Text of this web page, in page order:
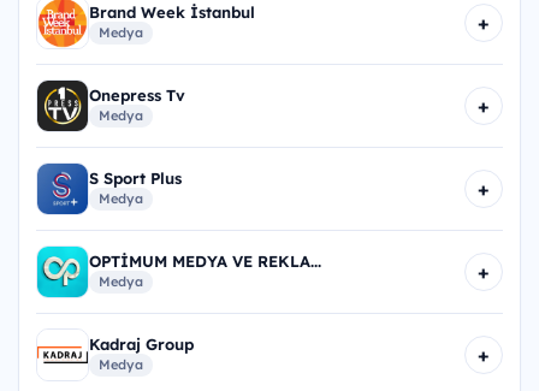
Brand Week İstanbul
Medya +
Onepress Tv
Medya +
S Sport Plus
Medya +
OPTİMUM MEDYA VE REKLA...
Medya +
Kadraj Group
Medya +